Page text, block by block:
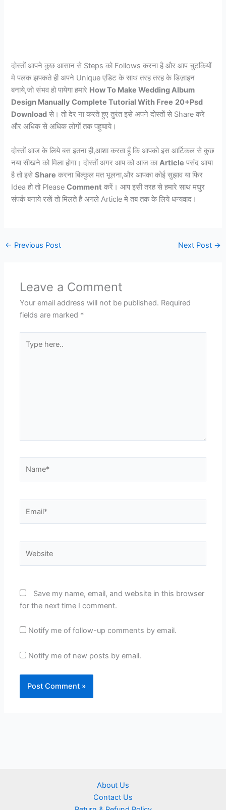
दोस्तों आपने कुछ आसान से Steps को Follows करना है और आप चुटकियों
मे पलक झपकते ही अपने Unique एडिट के साथ तरह तरह के डिज़ाइन
बनाये,जो संभव हो पायेगा हमारे How To Make Wedding Album
Design Manually Complete Tutorial With Free 20+Psd
Download से। तो देर ना करते हुए तुरंत इसे अपने दोस्तों से Share करे
और अधिक से अधिक लोगों तक पहुचाये।
दोस्तों आज के लिये बस इतना ही,आशा करता हूँ कि आपको इस आर्टिकल से कुछ
नया सीखने को मिला होगा। दोस्तों अगर आप को आज का Article पसंद आया
है तो इसेShare करना बिल्कुल मत भूलना,और आपका कोई सुझाव या फिर
Idea हो तो PleaseComment करें। आप इसी तरह से हमारे साथ मधुर
संपर्क बनाये रखें तो मिलते है अगले Article मे तब तक के लिये धन्यवाद।
← Previous Post Next Post →
Leave a Comment
Your email address will not be published. Required
fields are marked *
here..
Save my name, email, and website in this browser
for the next time I comment.
Notify me of follow-up comments by email.
Notify me of new posts by email.
About Us
Contact Us